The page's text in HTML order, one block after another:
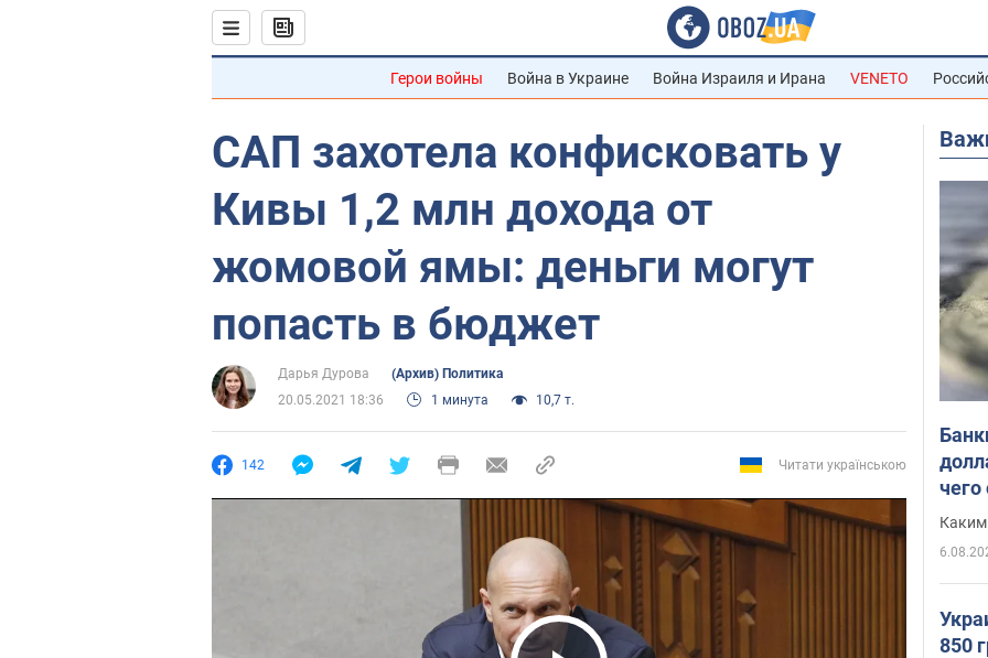
Герои войны Война в Украине Война Израиля и Ирана VENETO
САП захотела конфисковать у
Кивы 1,2 млн дохода от
жомовой ямы: деньги могут
попасть в бюджет
Дарья Дурова
(Архив) Политика
20.05.2021 18:36
1 минута 10,7 т.
142 Читати українською
Каким
850